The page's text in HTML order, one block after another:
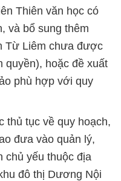
Thiên văn học có
và bổ sung thêm
Từ Liêm chưa được
quyền), hoặc đề xuất
phù hợp với quy
thủ tục về quy hoạch,
đưa vào quản lý,
chủ yếu thuộc địa
đô thị Dương Nội